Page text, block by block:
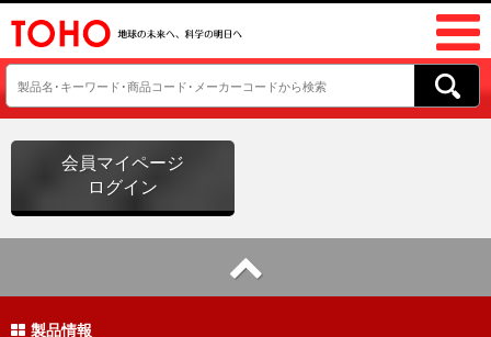
会員マイページ
ログイン
製品情報